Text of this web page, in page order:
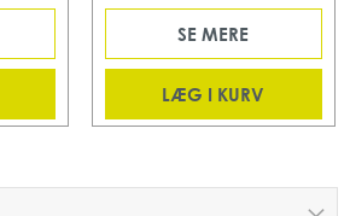
SE MERE
LÆG I KURV